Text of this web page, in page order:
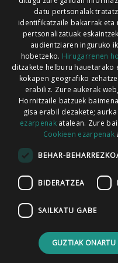
Xorroxin irratia
datu pertsonalak
identifikatzaile bakarrak eta
pertsonalizatuak
audientziaren inguruko
hobetzeko. Hirugarrenen
ditzakete helburu hauetarako
kokapen geografiko
erabiliz. Zure aukerak
Hornitzaile batzuek
gisa erabil dezakete;
ezarpenakatalean. Zure
Cookieen ezarpenak
BEHAR-
BIDERATZEA
SAILKATU GABE
GUZTIAK ONARTU